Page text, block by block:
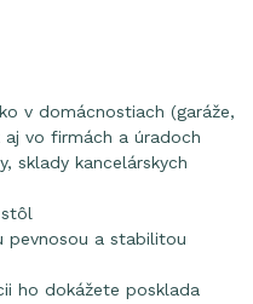
v domácnostiach (garáže,
aj vo firmách a úradoch
sklady kancelárskych
stôl
a stabilitou
ho dokážete posklada